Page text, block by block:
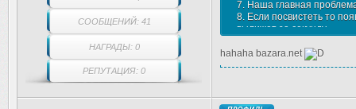
СООБЩЕНИЙ: 41
НАГРАДЫ: 0
РЕПУТАЦИЯ: 0
7. Наша главная
8. Если посвистеть то
вылижет за секунду.
10. У каждой зубной
группа специалистов.
12. По духам КЕНЗО
hahaha bazara.net